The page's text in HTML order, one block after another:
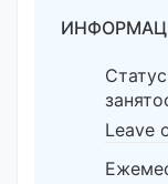
Статус
Leave